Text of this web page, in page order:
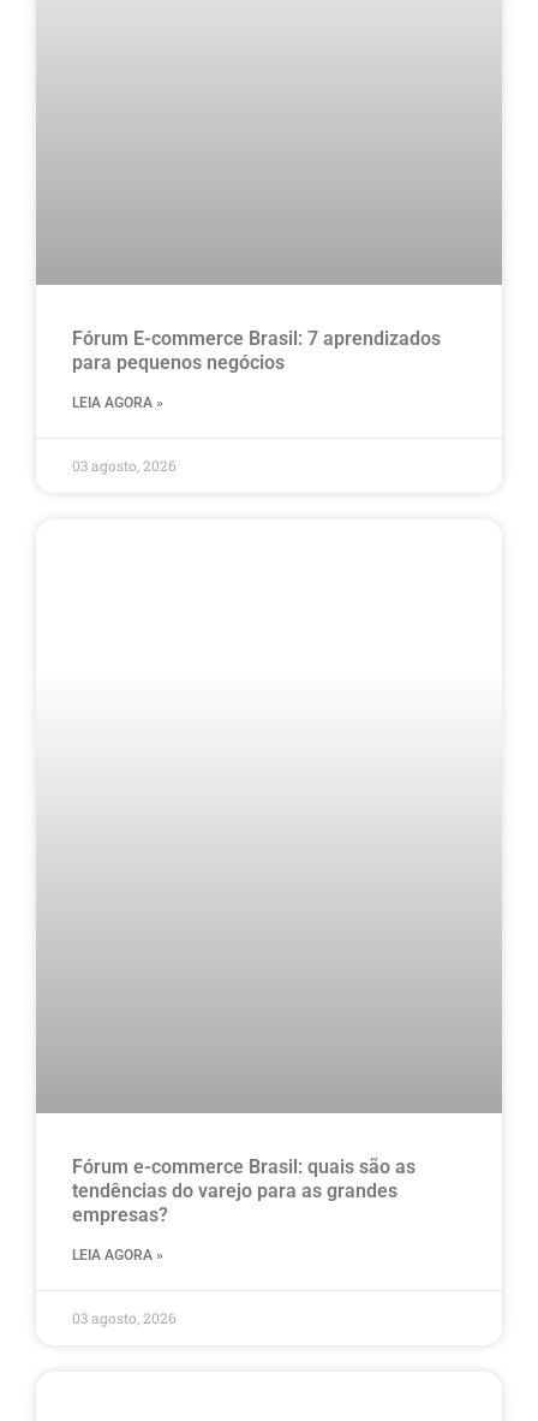
Fórum E-commerce Brasil: 7 aprendizados
para pequenos negócios
LEIA AGORA »
03 agosto, 2026
Fórum e-commerce Brasil: quais são as
tendências do varejo para as grandes
empresas?
LEIA AGORA »
03 agosto, 2026